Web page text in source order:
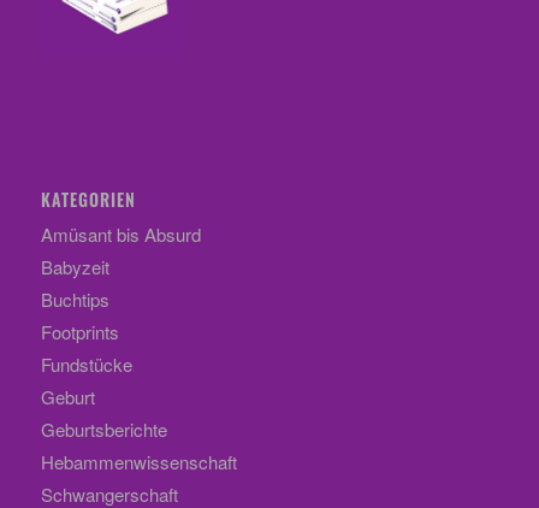
KATEGORIEN
Amüsant bis Absurd
Babyzeit
Buchtips
Footprints
Fundstücke
Geburt
Geburtsberichte
Hebammenwissenschaft
Schwangerschaft